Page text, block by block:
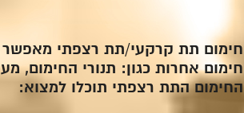
חימום תת קרקעי/תת רצפתי מאפשר
חימום אחרות כגון: תנורי החימום,
החימום התת רצפתי תוכלו למצוא: